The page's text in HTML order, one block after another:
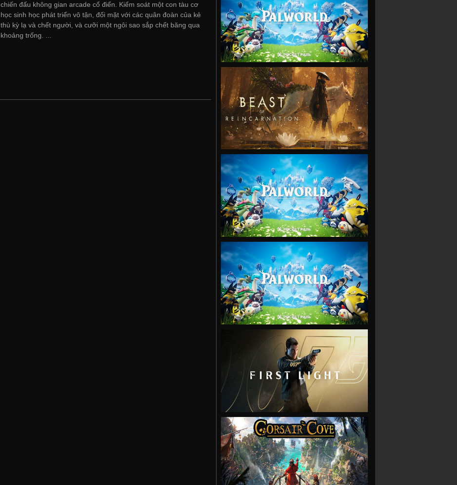
chiến đấu không gian arcade cổ điển. Kiểm soát một con tàu cơ
học sinh học phát triển vô tận, đối mặt với các quân đoàn của kẻ
thù kỳ lạ và chết người, và cưỡi một ngôi sao sắp chết băng qua
khoảng trống. ...
VIEW
VIEW
VIEW
VIEW
VIEW
VIEW